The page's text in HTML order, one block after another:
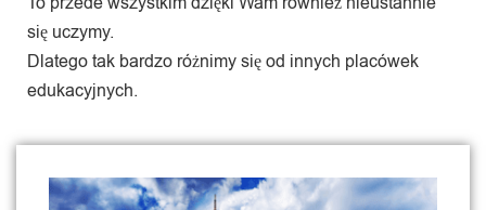
się uczymy.
Dlatego tak bardzo różnimy się od innych placówek
edukacyjnych.